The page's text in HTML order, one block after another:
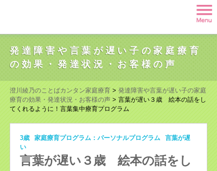
発達障害や言葉が遅い子の家庭療育
の効果・発達状況・お客様の声
澄川綾乃のことばカンタン家庭療育 > 発達障害や言葉が遅い子の家庭
療育の効果・発達状況・お客様の声 > 言葉が遅い３歳 絵本の話をし
てくれるように！言葉集中療育プログラム
3歳 家庭療育プログラム：パーソナルプログラム
言葉が遅
い
言葉が遅い３歳 絵本の話をし